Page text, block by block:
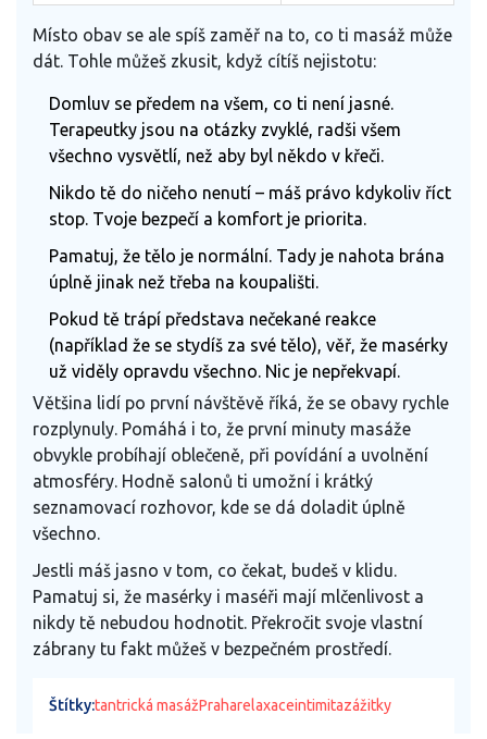
Místo obav se ale spíš zaměř na to, co ti masáž může
dát. Tohle můžeš zkusit, když cítíš nejistotu:
Domluv se předem na všem, co ti není jasné.
Terapeutky jsou na otázky zvyklé, radši všem
všechno vysvětlí, než aby byl někdo v křeči.
Nikdo tě do ničeho nenutí – máš právo kdykoliv říct
stop. Tvoje bezpečí a komfort je priorita.
Pamatuj, že tělo je normální. Tady je nahota brána
úplně jinak než třeba na koupališti.
Pokud tě trápí představa nečekané reakce
(například že se stydíš za své tělo), věř, že masérky
už viděly opravdu všechno. Nic je nepřekvapí.
Většina lidí po první návštěvě říká, že se obavy rychle
rozplynuly. Pomáhá i to, že první minuty masáže
obvykle probíhají oblečeně, při povídání a uvolnění
atmosféry. Hodně salonů ti umožní i krátký
seznamovací rozhovor, kde se dá doladit úplně
všechno.
Jestli máš jasno v tom, co čekat, budeš v klidu.
Pamatuj si, že masérky i maséři mají mlčenlivost a
nikdy tě nebudou hodnotit. Překročit svoje vlastní
zábrany tu fakt můžeš v bezpečném prostředí.
Štítky:tantrická masážPraharelaxaceintimitazážitky